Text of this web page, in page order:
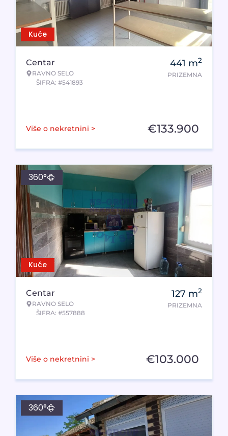
Kuće
Centar
RAVNO SELO
ŠIFRA: #541893
441 m2
PRIZEMNA
Više o nekretnini > €133.900
Kuće
360°
Centar
RAVNO SELO
ŠIFRA: #557888
127 m2
PRIZEMNA
Više o nekretnini > €103.000
360°